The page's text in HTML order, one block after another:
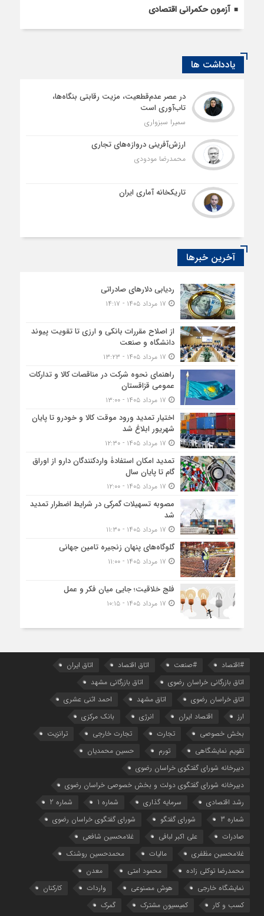
آزمون حکمرانی اقتصادی
یادداشت ها
در عصر عدم‌قطعیت، مزیت رقابتی بنگاه‌ها،
تاب‌آوری است
سمیرا سبزواری
ارزش‌آفرینی دروازه‌های تجاری
محمدرضا مودودی
تاریکخانه آماری ایران
آخرین خبرها
ردیابی دلارهای صادراتی
از اصلاح مقررات بانکی و ارزی تا تقویت پیوند
دانشگاه و صنعت
راهنمای نحوه شرکت در مناقصات کالا و تدارکات
عمومی قزاقستان
اختیار تمدید ورود موقت کالا و خودرو تا پایان
شهریور ابلاغ شد
تمدید امکان استفادۀ واردکنندگان دارو از اوراق
گام تا پایان سال
مصوبه تسهیلات گمرکی در شرایط اضطرار تمدید
شد
گلوگاه‌های پنهان زنجیره تامین جهانی
فلج خلاقیت؛ جایی میان فکر و عمل
#اقتصاد #صنعت اتاق اقتصاد
اتاق ایران
اتاق بازرگانی خراسان رضوی
اتاق بازرگانی مشهد
اتاق خراسان رضوی
اتاق مشهد
احمد اثنی عشری
ارز
اقتصاد ایران انرژی
بانک مرکزی
بخش خصوصی
تجارت تجارت خارجی
ترانزیت
تقویم نمایشگاهی
تورم
حسین محمدیان
دبیرخانه شورای گفتگوی خراسان رضوی
دبیرخانه شورای گفتگوی دولت و بخش خصوصی خراسان رضوی
رشد اقتصادی
سرمایه گذاری شماره 1
شماره 2
شماره 3
شورای گفتگو
شورای گفتگوی خراسان رضوی
صادرات
علی اکبر لبافی
غلامحسین شافعی
غلامحسین مظفری
مالیات
محمدحسین روشنک
محمدرضا توکلی زاده
محمود امتی
معدن
نمایشگاه خارجی
هوش مصنوعی واردات
کارکنان
کسب و کار
کمیسیون مشترک گمرک